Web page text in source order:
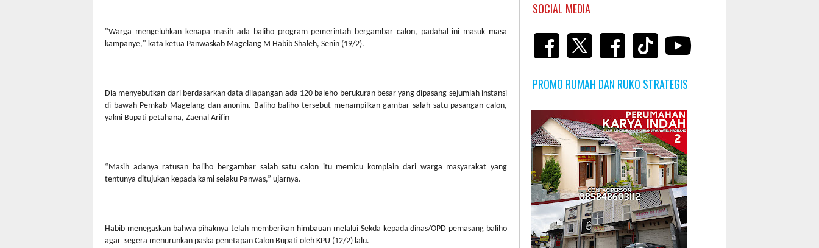
"Warga mengeluhkan kenapa masih ada baliho program pemerintah bergambar calon, padahal ini masuk masa
kampanye," kata ketua Panwaskab Magelang M Habib Shaleh, Senin (19/2).
Dia menyebutkan dari berdasarkan data dilapangan ada 120 baleho berukuran besar yang dipasang sejumlah instansi
di bawah Pemkab Magelang dan anonim. Baliho-baliho tersebut menampilkan gambar salah satu pasangan calon,
yakni Bupati petahana, Zaenal Arifin
“Masih adanya ratusan baliho bergambar salah satu calon itu memicu komplain dari warga masyarakat yang
tentunya ditujukan kepada kami selaku Panwas,” ujarnya.
Habib menegaskan bahwa pihaknya telah memberikan himbauan melalui Sekda kepada dinas/OPD pemasang baliho
agar segera menurunkan paska penetapan Calon Bupati oleh KPU (12/2) lalu.
SOCIAL MEDIA
PROMO RUMAH DAN RUKO STRATEGIS